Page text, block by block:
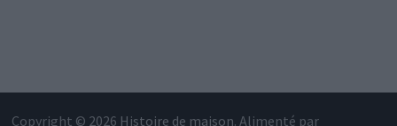
Copyright © 2026 Histoire de maison. Alimenté par